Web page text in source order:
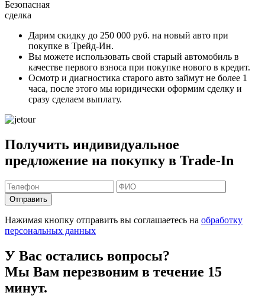
Безопасная
сделка
Дарим скидку до 250 000 руб. на новый авто при
покупке в Трейд-Ин.
Вы можете использовать свой старый автомобиль в
качестве первого взноса при покупке нового в кредит.
Осмотр и диагностика старого авто займут не более 1
часа, после этого мы юридически оформим сделку и
сразу сделаем выплату.
Получить индивидуальное
предложение на покупку в Trade-In
Отправить
Нажимая кнопку отправить вы соглашаетесь на обработку
персональных данных
У Вас остались вопросы?
Мы Вам перезвоним в течение 15
минут.